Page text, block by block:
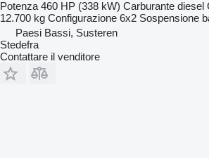
Potenza 460 HP (338 kW) Carburante diesel
12.700 kg Configurazione 6x2 Sospensione
Paesi Bassi, Susteren
Stedefra
Contattare il venditore